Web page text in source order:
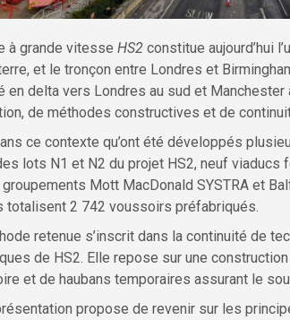
à grande vitesse HS2 constitue aujourd’hui
et le tronçon entre Londres et
en delta vers Londres au sud et
de méthodes constructives et de
ce contexte qu’ont été développés
lots N1 et N2 du projet HS2, neuf
Mott MacDonald SYSTRA et
totalisent 2 742 voussoirs préfabriqués.
retenue s’inscrit dans la continuité de
de HS2. Elle repose sur une
et de haubans temporaires assurant le
propose de revenir sur les